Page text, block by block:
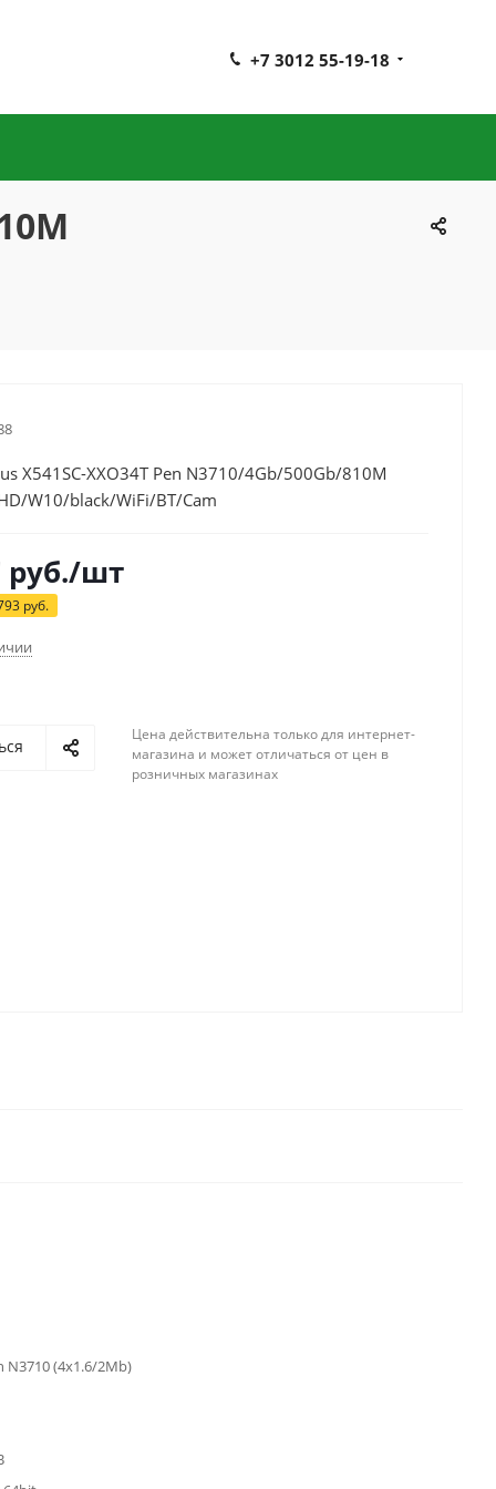
+7 3012 55-19-18
X541SC-XXO34T Pen N3710/4Gb/500Gb/810M
W10/black/WiFi/BT/Cam
руб./шт
руб.
Цена действительна только для интернет-
магазина и может отличаться от цен в
розничных магазинах
N3710 (4x1.6/2Mb)